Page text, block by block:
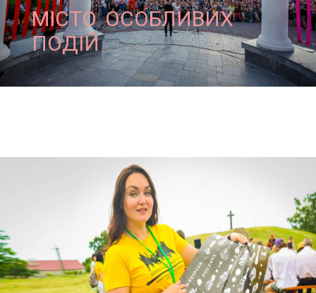
МІСТО ОСОБЛИВИХ
ПОДІЙ